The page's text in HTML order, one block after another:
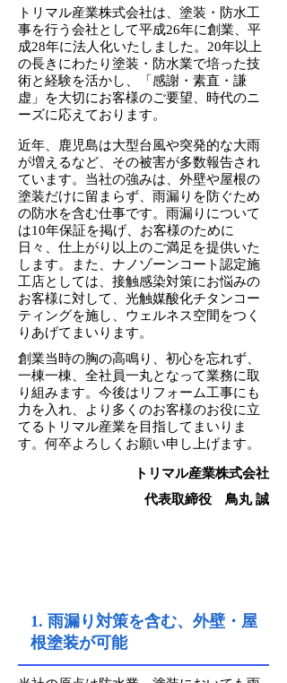
トリマル産業株式会社は、塗装・防水工
事を行う会社として平成26年に創業、平
成28年に法人化いたしました。20年以上
の長きにわたり塗装・防水業で培った技
術と経験を活かし、「感謝・素直・謙
虚」を大切にお客様のご要望、時代のニ
ーズに応えております。
近年、鹿児島は大型台風や突発的な大雨
が増えるなど、その被害が多数報告され
ています。当社の強みは、外壁や屋根の
塗装だけに留まらず、雨漏りを防ぐため
の防水を含む仕事です。雨漏りについて
は10年保証を掲げ、お客様のために
日々、仕上がり以上のご満足を提供いた
します。また、ナノゾーンコート認定施
工店としては、接触感染対策にお悩みの
お客様に対して、光触媒酸化チタンコー
ティングを施し、ウェルネス空間をつく
りあげてまいります。
創業当時の胸の高鳴り、初心を忘れず、
一棟一棟、全社員一丸となって業務に取
り組みます。今後はリフォーム工事にも
力を入れ、より多くのお客様のお役に立
てるトリマル産業を目指してまいりま
す。何卒よろしくお願い申し上げます。
トリマル産業株式会社
代表取締役 鳥丸 誠
1. 雨漏り対策を含む、外壁・屋
根塗装が可能